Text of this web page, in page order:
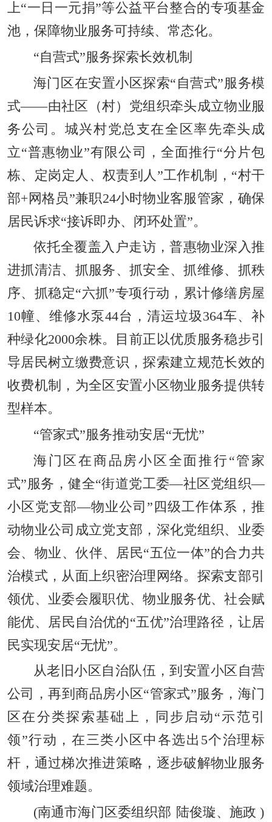
上“一日一元捐”等公益平台整合的专项基金
池，保障物业服务可持续、常态化。
“自营式”服务探索长效机制
海门区在安置小区探索“自营式”服务模
式——由社区（村）党组织牵头成立物业服
务公司。城兴村党总支在全区率先牵头成
立“普惠物业”有限公司，全面推行“分片包
栋、定岗定人、权责到人”工作机制，“村干
部+网格员”兼职24小时物业客服管家，确保
居民诉求“接诉即办、闭环处置”。
依托全覆盖入户走访，普惠物业深入推
进抓清洁、抓服务、抓安全、抓维修、抓秩
序、抓稳定“六抓”专项行动，累计修缮房屋
10幢、维修水泵44台，清运垃圾364车、补
种绿化2000余株。目前正以优质服务稳步引
导居民树立缴费意识，探索建立规范长效的
收费机制，为全区安置小区物业服务提供转
型样本。
“管家式”服务推动安居“无忧”
海门区在商品房小区全面推行“管家
式”服务，健全“街道党工委—社区党组织—
小区党支部—物业公司”四级工作体系，推
动物业公司成立党支部，深化党组织、业委
会、物业、伙伴、居民“五位一体”的合力共
治模式，从面上织密治理网络。探索支部引
领优、业委会履职优、物业服务优、社会赋
能优、居民自治优的“五优”治理路径，让居
民实现安居“无忧”。
从老旧小区自治队伍，到安置小区自营
公司，再到商品房小区“管家式”服务，海门
区在分类探索基础上，同步启动“示范引
领”行动，在三类小区中各选出5个治理标
杆，通过梯次推进策略，逐步破解物业服务
领域治理难题。
(南通市海门区委组织部 陆俊璇、施政 )